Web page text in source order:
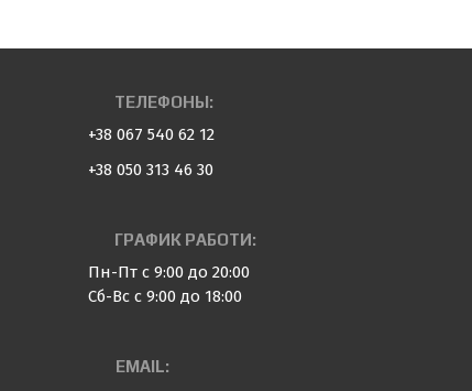
ТЕЛЕФОНЫ:
+38 067 540 62 12
+38 050 313 46 30
ГРАФИК РАБОТИ:
Пн-Пт с 9:00 до 20:00
Сб-Вс с 9:00 до 18:00
EMAIL: